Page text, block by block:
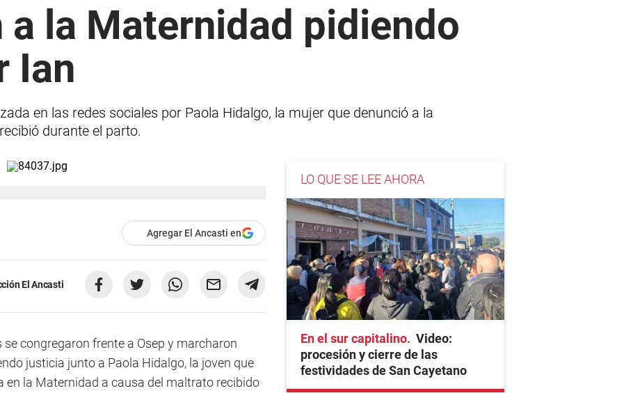
a la Maternidad pidiendo
Ian
en las redes sociales por Paola Hidalgo, la mujer que denunció a la
durante el parto.
Agregar El Ancasti en
El Ancasti
congregaron frente a Osep y marcharon
justicia junto a Paola Hidalgo, la joven que
en la Maternidad a causa del maltrato recibido
LO QUE SE LEE AHORA
En el sur capitalino
Video:
procesión y cierre de las
festividades de San Cayetano